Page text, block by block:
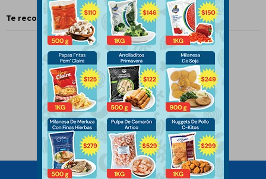
Te recomendamos quitar: Crufi